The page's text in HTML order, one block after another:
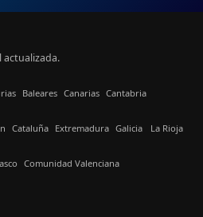
actualizada.
Baleares Canarias Cantabria
Cataluña Extremadura Galicia La Rioja
Comunidad Valenciana